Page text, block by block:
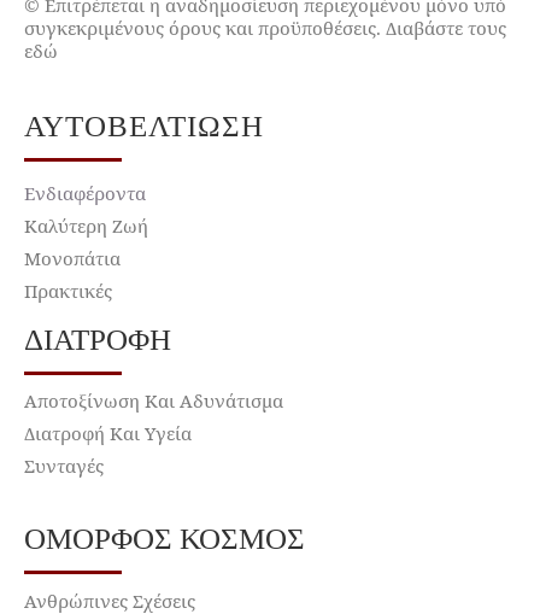
© Επιτρέπεται η αναδημοσίευση περιεχομένου μόνο υπό
συγκεκριμένους όρους και προϋποθέσεις. Διαβάστε τους
εδώ
ΑΥΤΟΒΕΛΤΊΩΣΗ
Ενδιαφέροντα
Καλύτερη Ζωή
Μονοπάτια
Πρακτικές
ΔΙΑΤΡΟΦΉ
Αποτοξίνωση Και Αδυνάτισμα
Διατροφή Και Υγεία
Συνταγές
ΌΜΟΡΦΟΣ ΚΌΣΜΟΣ
Ανθρώπινες Σχέσεις